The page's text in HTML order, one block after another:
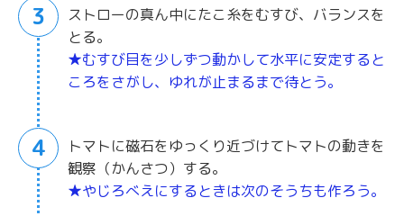
3
ストローの真ん中にたこ糸をむすび、バランスを
とる。
★むすび目を少しずつ動かして水平に安定すると
ころをさがし、ゆれが止まるまで待とう。
4
トマトに磁石をゆっくり近づけてトマトの動きを
観察（かんさつ）する。
★やじろべえにするときは次のそうちも作ろう。